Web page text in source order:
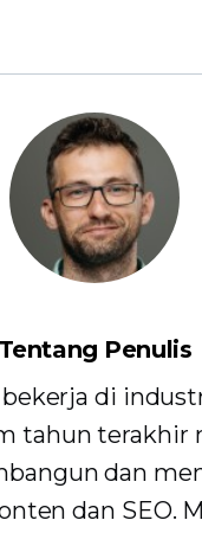
Tentang Penulis
di
tahun terakhir
dan
dan SEO.